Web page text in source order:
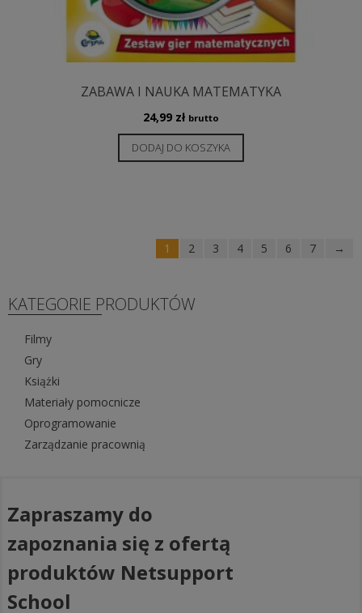
ZABAWA I NAUKA MATEMATYKA
24,99 zł brutto
DODAJ DO KOSZYKA
1 2 3 4 5 6 7 →
KATEGORIE PRODUKTÓW
Filmy
Gry
Książki
Materiały pomocnicze
Oprogramowanie
Zarządzanie pracownią
Zapraszamy do
zapoznania się z ofertą
produktów Netsupport
School